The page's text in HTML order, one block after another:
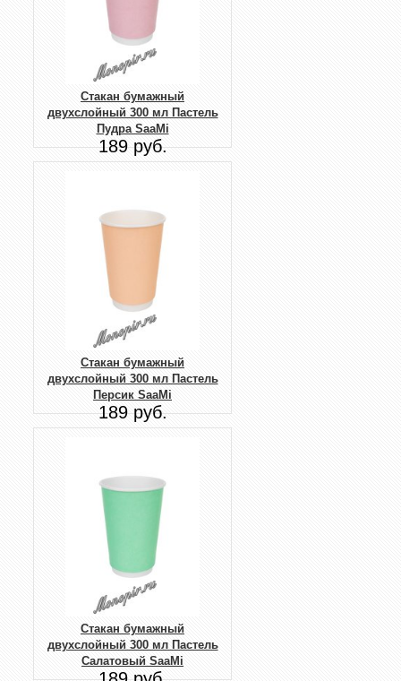
Стакан бумажный
двухслойный 300 мл Пастель
Пудра SaaMi
189 руб.
Стакан бумажный
двухслойный 300 мл Пастель
Персик SaaMi
189 руб.
Стакан бумажный
двухслойный 300 мл Пастель
Салатовый SaaMi